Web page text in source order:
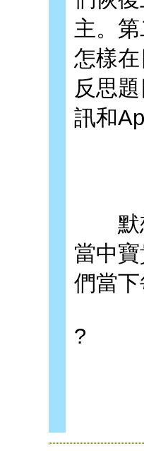
主。
怎樣
反思
訊和
默想
當中
們當
?